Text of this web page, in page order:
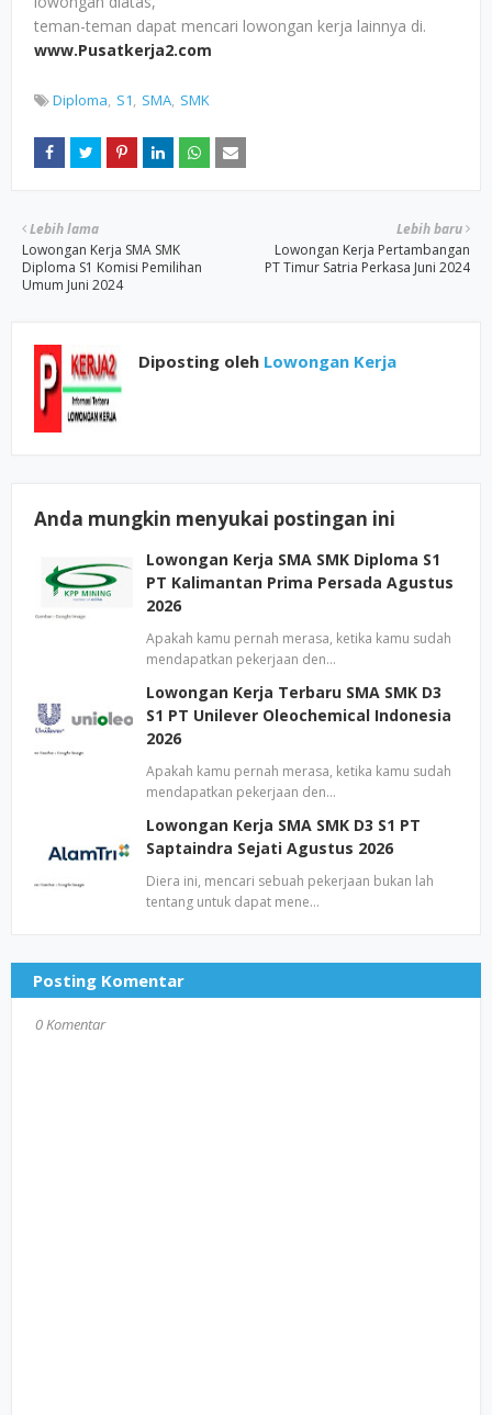
teman-teman dapat mencari lowongan kerja lainnya di.
www.Pusatkerja2.com
Diploma S1 SMA SMK
Lebih baru
Lowongan Kerja Pertambangan
PT Timur Satria Perkasa Juni 2024
Lebih lama
Lowongan Kerja SMA SMK
Diploma S1 Komisi Pemilihan
Umum Juni 2024
Diposting oleh Lowongan Kerja
Anda mungkin menyukai postingan ini
Lowongan Kerja SMA SMK Diploma S1
PT Kalimantan Prima Persada Agustus
2026
Apakah kamu pernah merasa, ketika kamu sudah
mendapatkan pekerjaan den…
Lowongan Kerja Terbaru SMA SMK D3
S1 PT Unilever Oleochemical Indonesia
2026
Apakah kamu pernah merasa, ketika kamu sudah
mendapatkan pekerjaan den…
Lowongan Kerja SMA SMK D3 S1 PT
Saptaindra Sejati Agustus 2026
Diera ini, mencari sebuah pekerjaan bukan lah
tentang untuk dapat mene…
Posting Komentar
0 Komentar